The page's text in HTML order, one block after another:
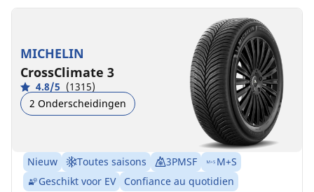
MICHELIN
CrossClimate 3
4.8/5 (1315)
2 Onderscheidingen
Nieuw Toutes saisons 3PMSF
M+S
Geschikt voor EV
Confiance au quotidien